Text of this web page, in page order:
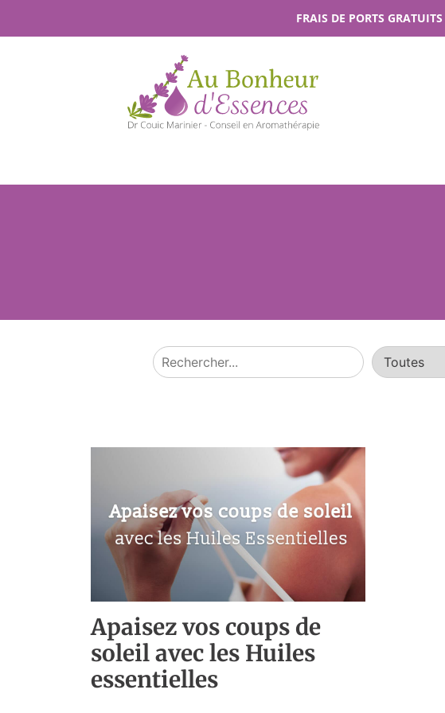
FRAIS DE PORTS GRATUITS
Apaisez vos coups de
soleil avec les Huiles
essentielles